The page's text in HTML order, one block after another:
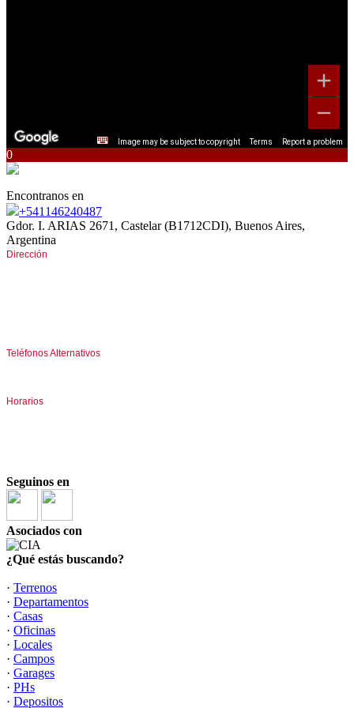
Image may be subject to copyright Terms Report a problem
0
Encontranos en
+541146240487
Gdor. I. ARIAS 2671, Castelar (B1712CDI), Buenos Aires,
Argentina
Dirección
Teléfonos Alternativos
Horarios
Seguinos en
Asociados con
¿Qué estás buscando?
· Terrenos
· Departamentos
· Casas
· Oficinas
· Locales
· Campos
· Garages
· PHs
· Depositos